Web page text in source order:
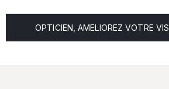
OPTICIEN, AMELIOREZ VOTRE